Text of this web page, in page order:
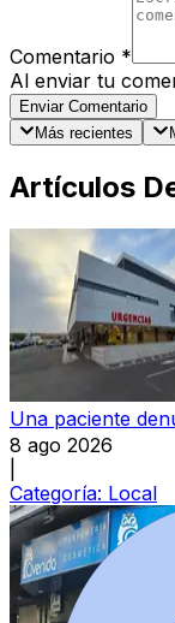
Comentario *
Al enviar tu
Enviar Comentario
Más recientes
Artículos
Una paciente
8 ago 2026
Categoría: Local